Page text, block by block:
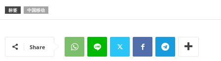
标签 中国移动
Share